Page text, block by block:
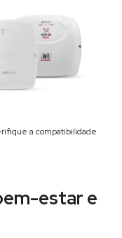
a compatibilidade
estar e